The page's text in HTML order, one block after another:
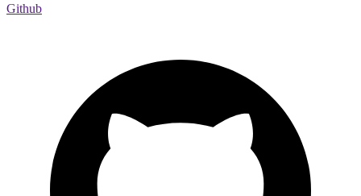
Github